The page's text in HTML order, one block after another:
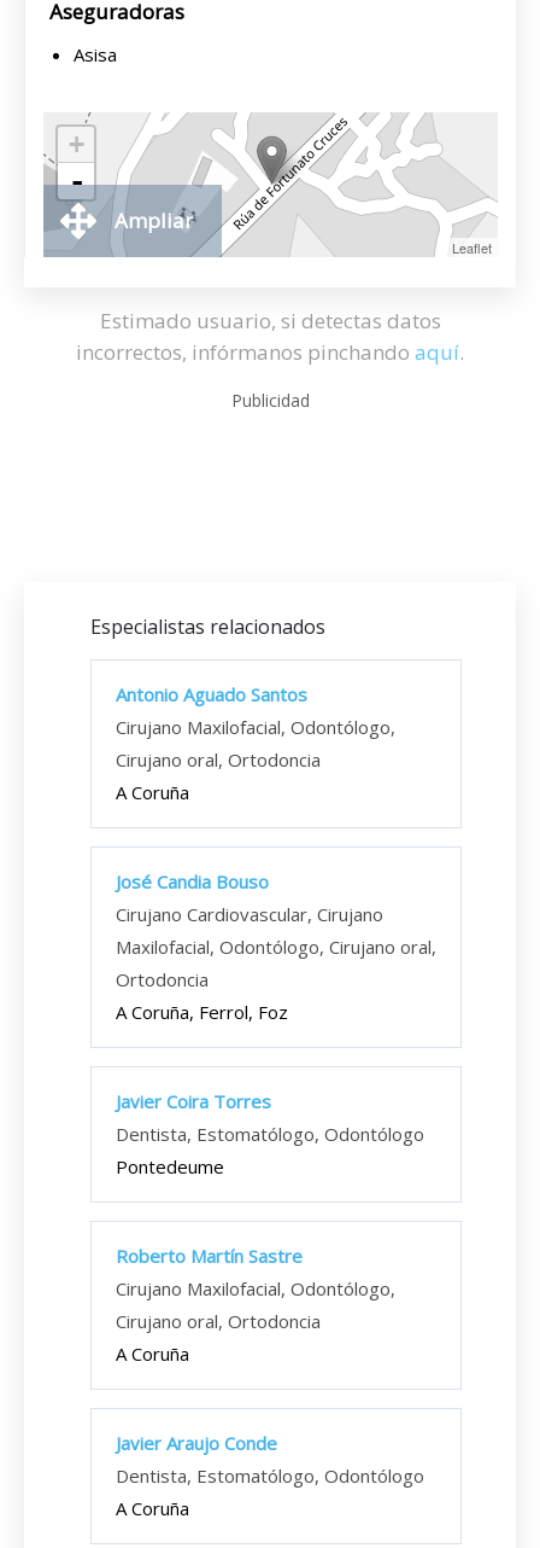
Aseguradoras
Asisa
+
-
Leaflet
Ampliar
Estimado usuario, si detectas datos
incorrectos, infórmanos pinchando aquí.
Publicidad
Especialistas relacionados
Antonio Aguado Santos
Cirujano Maxilofacial, Odontólogo,
Cirujano oral, Ortodoncia
A Coruña
José Candia Bouso
Cirujano Cardiovascular, Cirujano
Maxilofacial, Odontólogo, Cirujano oral,
Ortodoncia
A Coruña, Ferrol, Foz
Javier Coira Torres
Dentista, Estomatólogo, Odontólogo
Pontedeume
Roberto Martín Sastre
Cirujano Maxilofacial, Odontólogo,
Cirujano oral, Ortodoncia
A Coruña
Javier Araujo Conde
Dentista, Estomatólogo, Odontólogo
A Coruña